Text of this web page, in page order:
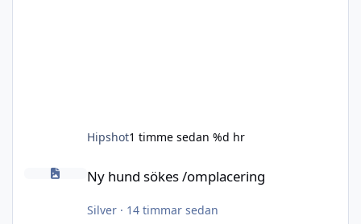
Hipshot1 timme sedan %d hr
Ny hund sökes /omplacering
Ny hund sökes /omplacering
Silver· 14 timmar sedan